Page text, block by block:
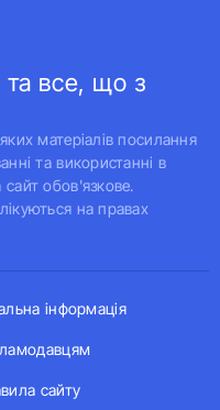
та все, що з
матеріалів посилання
та використанні в
сайт обов'язкове.
на правах
інформація
сайту